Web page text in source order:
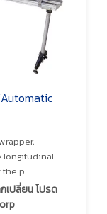
longitudinal
the p
เปลี่ยน โปรด